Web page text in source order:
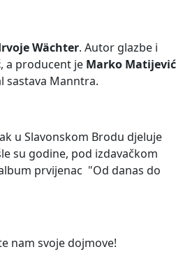
Wächter. Autor glazbe i
, a producent je Marko Matijević
sastava Manntra.
u Slavonskom Brodu djeluje
su godine, pod izdavačkom
prvijenac "Od danas do
nam svoje dojmove!